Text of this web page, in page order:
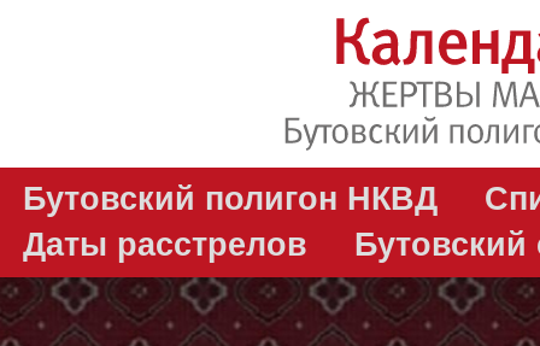
Бутовский полигон НКВД
Даты расстрелов
Бутовский